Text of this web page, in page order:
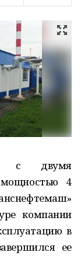
с двумя
4
компании
в
ее